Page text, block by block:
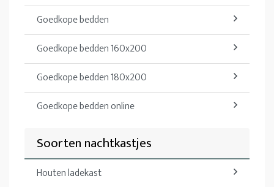
Goedkope bedden
Goedkope bedden 160x200
Goedkope bedden 180x200
Goedkope bedden online
Soorten nachtkastjes
Houten ladekast